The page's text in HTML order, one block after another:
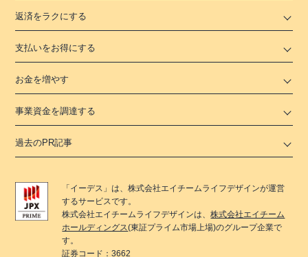
返済をラクにする
支払いをお得にする
お金を増やす
事業資金を調達する
過去のPR記事
「 イーデス 」は、株式会社エイチームライフデザインが運営
するサービスです。
株式会社エイチームライフデザインは、株式会社エイチーム
ホールディングス(東証プライム市場上場)のグループ企業で
す。
証券コード：3662